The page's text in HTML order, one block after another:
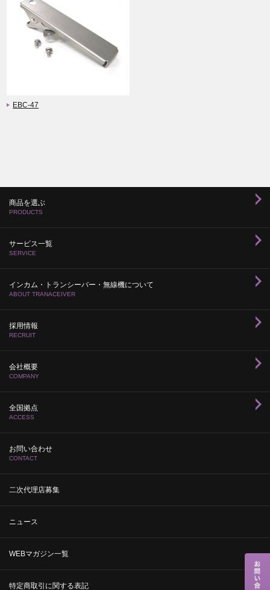
EBC-47
商品を選ぶ
PRODUCTS
サービス一覧
SERVICE
インカム・トランシーバー・無線機について
ABOUT TRANACEIVER
採用情報
RECRUIT
会社概要
COMPANY
全国拠点
ACCESS
お問い合わせ
CONTACT
二次代理店募集
ニュース
WEBマガジン一覧
特定商取引に関する表記